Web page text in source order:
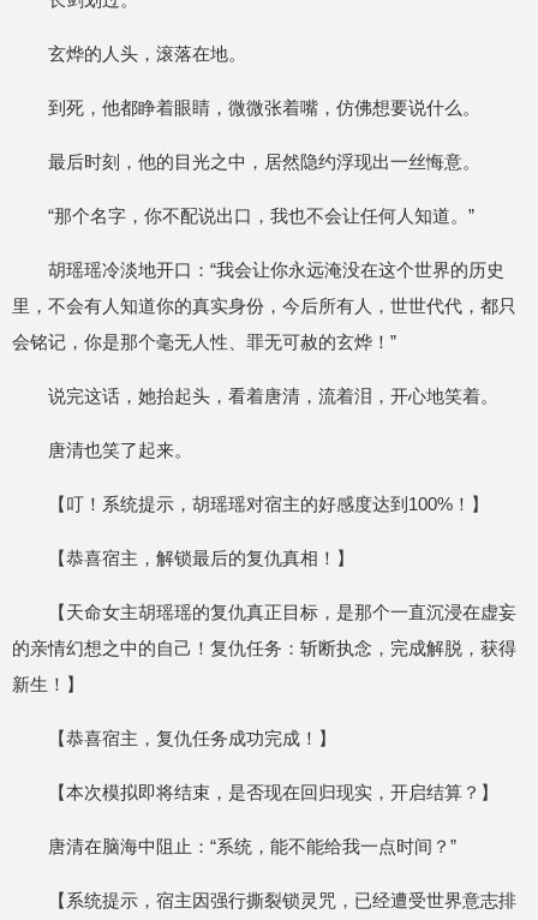
玄烨的人头，滚落在地。
到死，他都睁着眼睛，微微张着嘴，仿佛想要说什么。
最后时刻，他的目光之中，居然隐约浮现出一丝悔意。
“那个名字，你不配说出口，我也不会让任何人知道。”
胡瑶瑶冷淡地开口：“我会让你永远淹没在这个世界的历史
里，不会有人知道你的真实身份，今后所有人，世世代代，都只
会铭记，你是那个毫无人性、罪无可赦的玄烨！”
说完这话，她抬起头，看着唐清，流着泪，开心地笑着。
唐清也笑了起来。
【叮！系统提示，胡瑶瑶对宿主的好感度达到100%！】
【恭喜宿主，解锁最后的复仇真相！】
【天命女主胡瑶瑶的复仇真正目标，是那个一直沉浸在虚妄
的亲情幻想之中的自己！复仇任务：斩断执念，完成解脱，获得
新生！】
【恭喜宿主，复仇任务成功完成！】
【本次模拟即将结束，是否现在回归现实，开启结算？】
唐清在脑海中阻止：“系统，能不能给我一点时间？”
【系统提示，宿主因强行撕裂锁灵咒，已经遭受世界意志排